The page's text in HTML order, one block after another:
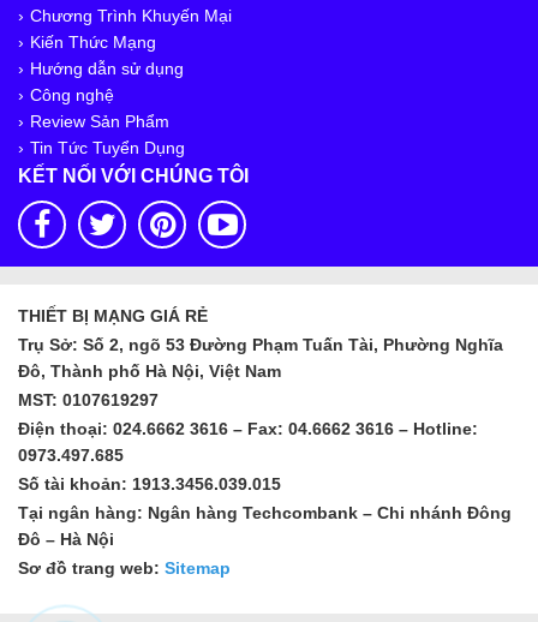
Chương Trình Khuyến Mại
Kiến Thức Mạng
Hướng dẫn sử dụng
Công nghệ
Review Sản Phẩm
Tin Tức Tuyển Dụng
KẾT NỐI VỚI CHÚNG TÔI
THIẾT BỊ MẠNG GIÁ RẺ
Trụ Sở: Số 2, ngõ 53 Đường Phạm Tuấn Tài, Phường Nghĩa
Đô, Thành phố Hà Nội, Việt Nam
MST: 0107619297
Điện thoại: 024.6662 3616 – Fax: 04.6662 3616 – Hotline:
0973.497.685
Số tài khoản: 1913.3456.039.015
Tại ngân hàng: Ngân hàng Techcombank – Chi nhánh Đông
Đô – Hà Nội
Sơ đồ trang web: Sitemap